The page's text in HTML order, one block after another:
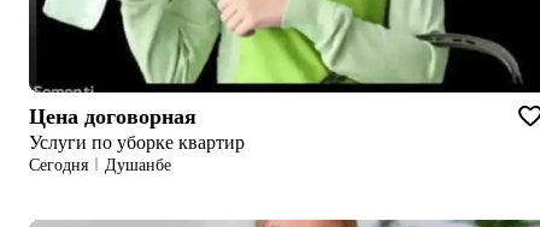
Цена договорная
Услуги по уборке квартир
Сегодня Душанбе